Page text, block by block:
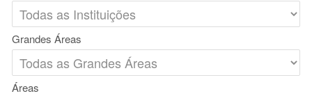
Grandes Áreas
Áreas